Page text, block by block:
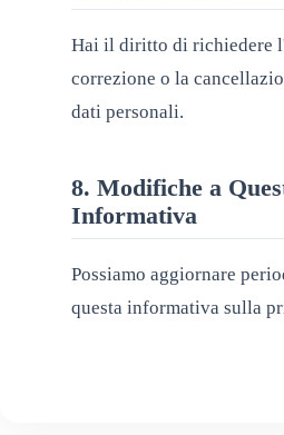
Hai il diritto di richiedere
correzione o la
dati personali.
8. Modifiche a
Informativa
Possiamo aggiornare
questa informativa sulla